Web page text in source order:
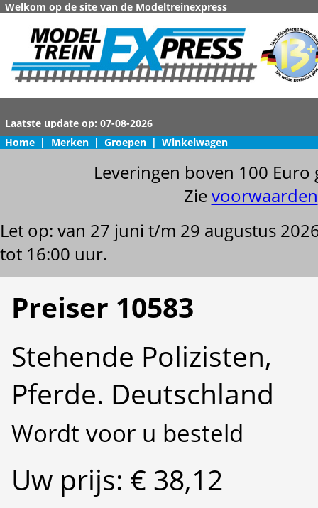
Welkom op de site van de Modeltreinexpress
Home | Merken | Groepen | Winkelwagen
Leveringen boven 100
Zievoorwaarden
Let op: van 27 juni t/m 29 augustus
tot 16:00 uur.
Preiser 10583
Stehende Polizisten,
Pferde. Deutschland
Wordt voor u besteld
Uw prijs: € 38,12